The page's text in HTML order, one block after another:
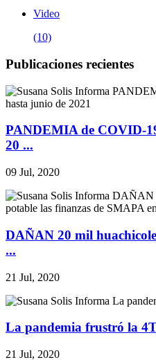
Video
(10)
Publicaciones recientes
PANDEMIA de COVID-
20 ...
09 Jul, 2020
DAÑAN 20 mil
...
21 Jul, 2020
La pandemia frustró la
21 Jul, 2020